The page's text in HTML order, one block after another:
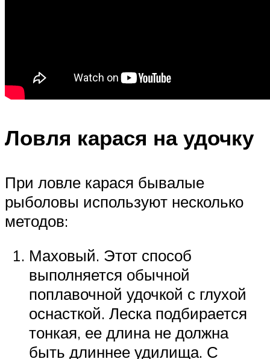
Ловля карася на удочку
При ловле карася бывалые
рыболовы используют несколько
методов:
Маховый. Этот способ
выполняется обычной
поплавочной удочкой с глухой
оснасткой. Леска подбирается
тонкая, ее длина не должна
быть длиннее удилища. С